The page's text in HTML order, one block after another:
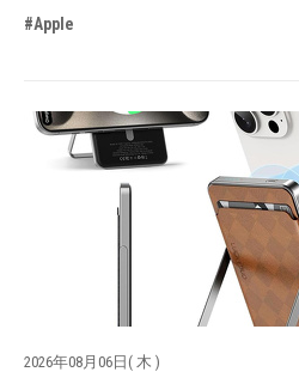
#Apple
2026年08月06日( 木 )